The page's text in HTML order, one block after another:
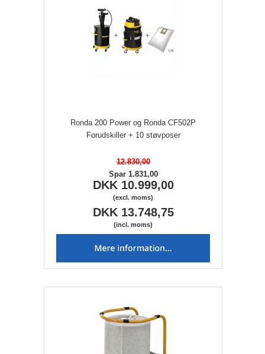
Ronda 200 Power og Ronda CF502P
Forudskiller + 10 støvposer
12.830,00
Spar 1.831,00
DKK 10.999,00
(excl. moms)
DKK 13.748,75
(incl. moms)